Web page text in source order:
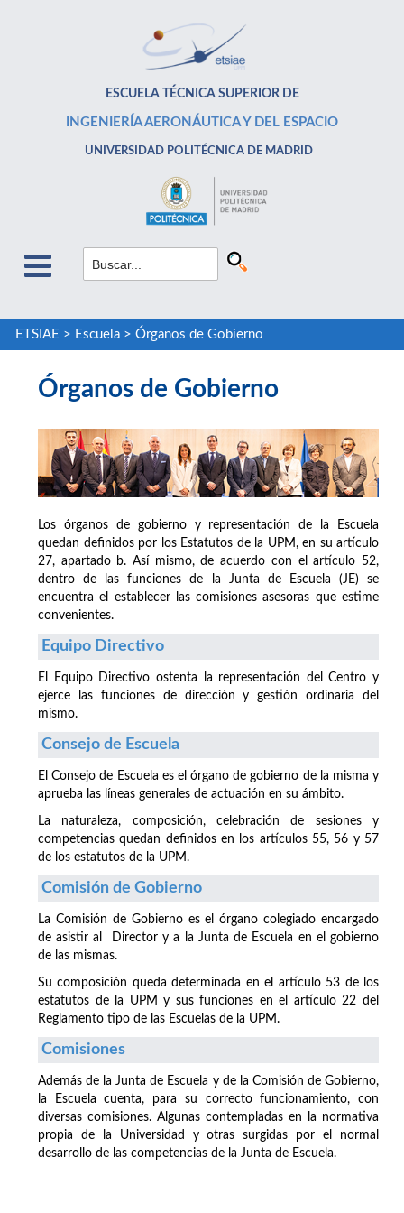
ESCUELA TÉCNICA SUPERIOR DE
INGENIERÍA AERONÁUTICA Y DEL ESPACIO
UNIVERSIDAD POLITÉCNICA DE MADRID
ETSIAE > Escuela> Órganos de Gobierno
Órganos de Gobierno
Los órganos de gobierno y representación de la Escuela
quedan definidos por los Estatutos de la UPM, en su artículo
27, apartado b. Así mismo, de acuerdo con el artículo 52,
dentro de las funciones de la Junta de Escuela (JE) se
encuentra el establecer las comisiones asesoras que estime
convenientes.
Equipo Directivo
El Equipo Directivo ostenta la representación del Centro y
ejerce las funciones de dirección y gestión ordinaria del
mismo.
Consejo de Escuela
El Consejo de Escuela es el órgano de gobierno de la misma y
aprueba las líneas generales de actuación en su ámbito.
La naturaleza, composición, celebración de sesiones y
competencias quedan definidos en los artículos 55, 56 y 57
de los estatutos de la UPM.
Comisión de Gobierno
La Comisión de Gobierno es el órgano colegiado encargado
de asistir al Director y a la Junta de Escuela en el gobierno
de las mismas.
Su composición queda determinada en el artículo 53 de los
estatutos de la UPM y sus funciones en el artículo 22 del
Reglamento tipo de las Escuelas de la UPM.
Comisiones
Además de la Junta de Escuela y de la Comisión de Gobierno,
la Escuela cuenta, para su correcto funcionamiento, con
diversas comisiones. Algunas contempladas en la normativa
propia de la Universidad y otras surgidas por el normal
desarrollo de las competencias de la Junta de Escuela.